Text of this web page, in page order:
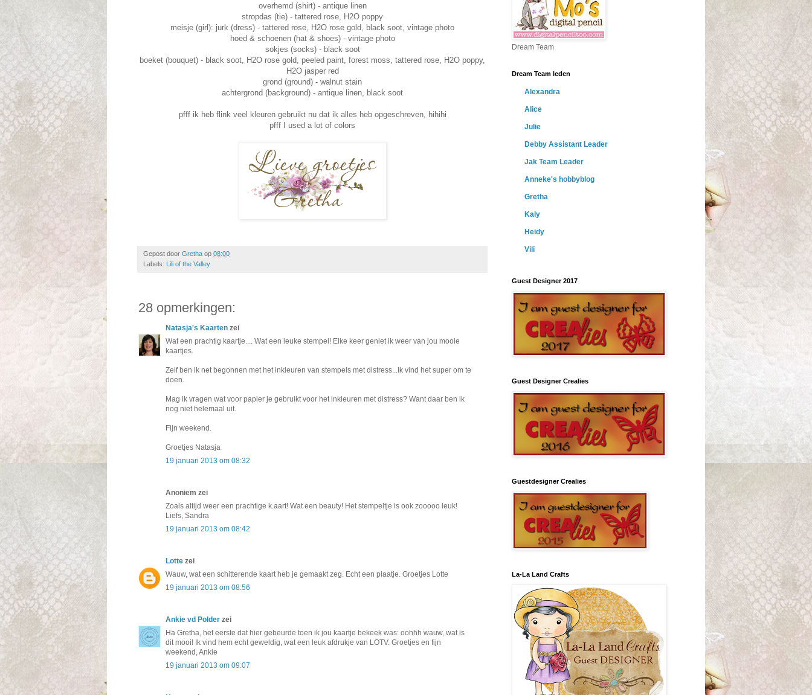
overhemd (shirt) - antique linen
stropdas (tie) - tattered rose, H2O poppy
meisje (girl): jurk (dress) - tattered rose, H2O rose gold, black soot, vintage photo
hoed & schoenen (hat & shoes) - vintage photo
sokjes (socks) - black soot
boeket (bouquet) - black soot, H2O rose gold, peeled paint, forest moss, tattered rose, H2O poppy,
H2O jasper red
grond (ground) - walnut stain
achtergrond (background) - antique linen, black soot
pfff ik heb flink veel kleuren gebruikt nu dat ik alles heb opgeschreven, hihihi
pfff I used a lot of colors
Gepost door Gretha op 08:00
Labels: Lili of the Valley
28 opmerkingen:
Natasja's Kaarten zei
Wat een prachtig kaartje.... Wat een leuke stempel! Elke keer geniet ik weer van jou mooie
kaartjes.
Zelf ben ik net begonnen met het inkleuren van stempels met distress...Ik vind het super om te
doen.
Mag ik vragen wat voor papier je gebruikt voor het inkleuren met distress? Want daar ben ik
nog niet helemaal uit.
Fijn weekend.
Groetjes Natasja
19 januari 2013 om 08:32
Anoniem zei
Zoals altijd weer een prachtige k.aart! Wat een beauty! Het stempeltje is ook zooooo leuk!
Liefs, Sandra
19 januari 2013 om 08:42
Lotte zei
Wauw, wat een schitterende kaart heb je gemaakt zeg. Echt een plaatje. Groetjes Lotte
19 januari 2013 om 08:56
Ankie vd Polder zei
Ha Gretha, het eerste dat hier gebeurde toen ik jou kaartje bekeek was: oohhh wauw, wat is
dit mooi! Ik vind hem echt geweldig, wat een leuk afdrukje van LOTV. Groetjes en fijn
weekend, Ankie
19 januari 2013 om 09:07
Dream Team
Dream Team leden
Alexandra
Alice
Julie
Debby Assistant Leader
Jak Team Leader
Anneke's hobbyblog
Gretha
Kaly
Heidy
Vili
Guest Designer 2017
Guest Designer Crealies
Guestdesigner Crealies
La-La Land Crafts